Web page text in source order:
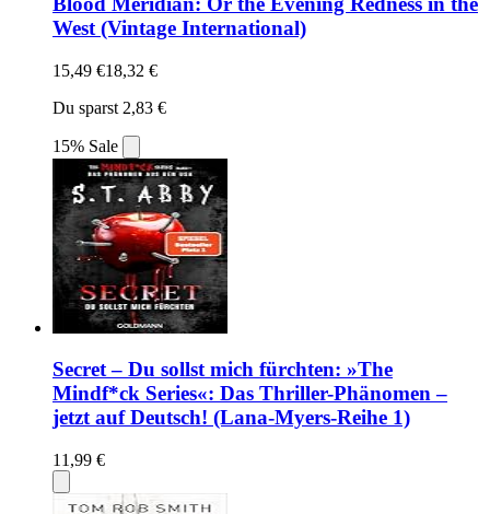
West (Vintage International)
15,49 €18,32 €
Du sparst 2,83 €
15% Sale
Secret – Du sollst mich fürchten: »The
Mindf*ck Series«: Das Thriller-Phänomen –
jetzt auf Deutsch! (Lana-Myers-Reihe 1)
11,99 €